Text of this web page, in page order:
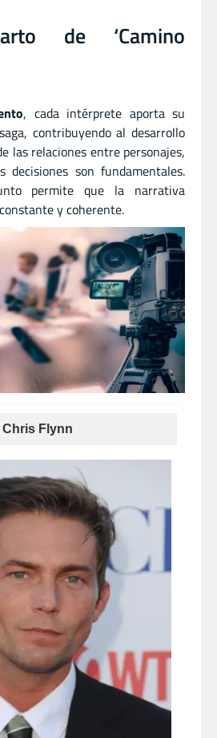
de ‘Camino
, cada intérprete aporta su
contribuyendo al desarrollo
las relaciones entre personajes,
decisiones son fundamentales.
permite que la narrativa
y coherente.
Chris Flynn